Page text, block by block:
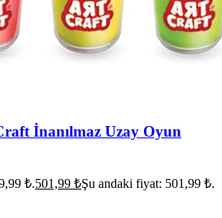
İnanılmaz Uzay Oyun
₺.501,99 ₺Şu andaki fiyat: 501,99 ₺.